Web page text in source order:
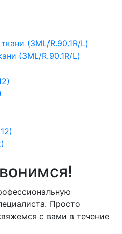
(3МL/R.90.1R/L)
Просто
с вами в течение